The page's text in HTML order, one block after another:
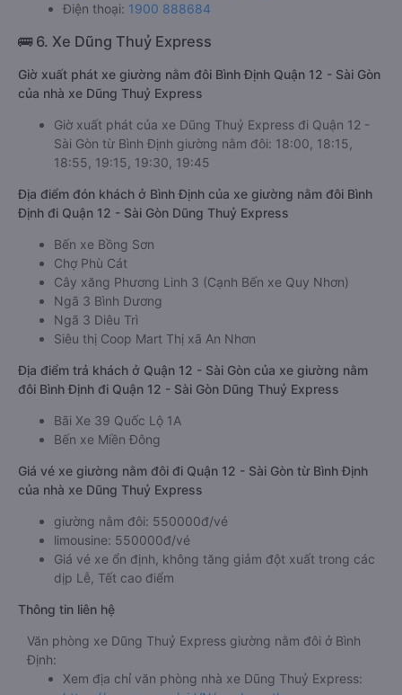
Điện thoại: 1900 888684
🚌 6. Xe Dũng Thuỷ Express
Giờ xuất phát xe giường nằm đôi Bình Định Quận 12 - Sài Gòn
của nhà xe Dũng Thuỷ Express
Giờ xuất phát của xe Dũng Thuỷ Express đi Quận 12 -
Sài Gòn từ Bình Định giường nằm đôi: 18:00, 18:15,
18:55, 19:15, 19:30, 19:45
Địa điểm đón khách ở Bình Định của xe giường nằm đôi Bình
Định đi Quận 12 - Sài Gòn Dũng Thuỷ Express
Bến xe Bồng Sơn
Chợ Phù Cát
Cây xăng Phương Linh 3 (Cạnh Bến xe Quy Nhơn)
Ngã 3 Bình Dương
Ngã 3 Diêu Trì
Siêu thị Coop Mart Thị xã An Nhơn
Địa điểm trả khách ở Quận 12 - Sài Gòn của xe giường nằm
đôi Bình Định đi Quận 12 - Sài Gòn Dũng Thuỷ Express
Bãi Xe 39 Quốc Lộ 1A
Bến xe Miền Đông
Giá vé xe giường nằm đôi đi Quận 12 - Sài Gòn từ Bình Định
của nhà xe Dũng Thuỷ Express
giường nằm đôi: 550000đ/vé
limousine: 550000đ/vé
Giá vé xe ổn định, không tăng giảm đột xuất trong các
dịp Lễ, Tết cao điểm
Thông tin liên hệ
Văn phòng xe Dũng Thuỷ Express giường nằm đôi ở Bình
Định:
Xem địa chỉ văn phòng nhà xe Dũng Thuỷ Express: